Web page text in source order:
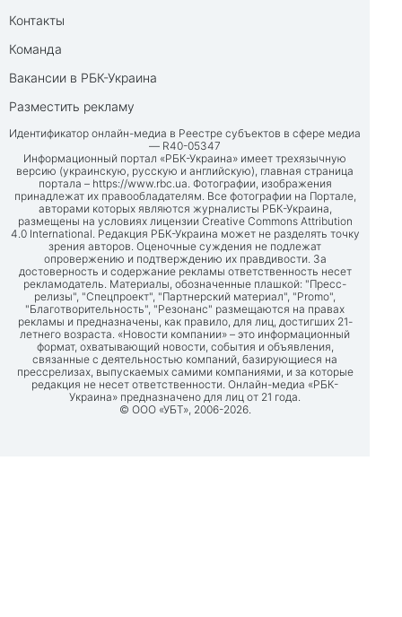
Контакты
Команда
Вакансии в РБК-Украина
Разместить рекламу
Идентификатор онлайн-медиа в Реестре субъектов в сфере медиа
— R40-05347
Информационный портал «РБК-Украина» имеет трехязычную
версию (украинскую, русскую и английскую), главная страница
портала – https://www.rbc.ua . Фотографии, изображения
принадлежат их правообладателям. Все фотографии на Портале,
авторами которых являются журналисты РБК-Украина,
размещены на условиях лицензии Creative Commons Attribution
4.0 International. Редакция РБК-Украина может не разделять точку
зрения авторов. Оценочные суждения не подлежат
опровержению и подтверждению их правдивости. За
достоверность и содержание рекламы ответственность несет
рекламодатель. Материалы, обозначенные плашкой: "Пресс-
релизы", "Спецпроект", "Партнерский материал", "Promo",
"Благотворительность", "Резонанс" размещаются на правах
рекламы и предназначены, как правило, для лиц, достигших 21-
летнего возраста. «Новости компании» – это информационный
формат, охватывающий новости, события и объявления,
связанные с деятельностью компаний, базирующиеся на
прессрелизах, выпускаемых самими компаниями, и за которые
редакция не несет ответственности. Онлайн-медиа «РБК-
Украина» предназначено для лиц от 21 года.
© ООО «УБТ», 2006-2026.